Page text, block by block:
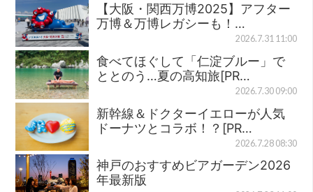
【大阪・関西万博2025】アフター
万博＆万博レガシーも！…
2026.7.31 11:00
食べてほぐして「仁淀ブルー」で
ととのう…夏の高知旅[PR…
2026.7.30 09:00
新幹線＆ドクターイエローが人気
ドーナツとコラボ！？[PR…
2026.7.28 08:30
神戸のおすすめビアガーデン2026
年最新版